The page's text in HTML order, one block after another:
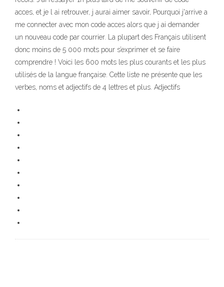
acces, et je l ai retrouver, j aurai aimer savoir, Pourquoi j'arrive a
me connecter avec mon code acces alors que j ai demander
un nouveau code par courrier. La plupart des Français utilisent
donc moins de 5 000 mots pour s’exprimer et se faire
comprendre ! Voici les 600 mots les plus courants et les plus
utilisés de la langue française. Cette liste ne présente que les
verbes, noms et adjectifs de 4 lettres et plus. Adjectifs